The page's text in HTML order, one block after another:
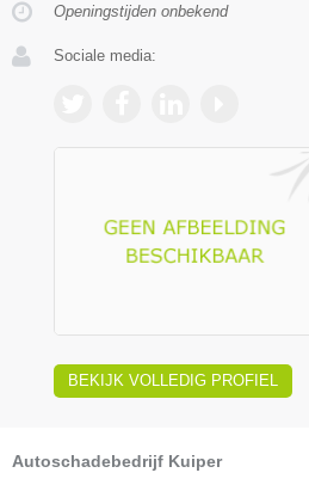
Openingstijden onbekend
Sociale media:
BEKIJK VOLLEDIG PROFIEL
Autoschadebedrijf Kuiper